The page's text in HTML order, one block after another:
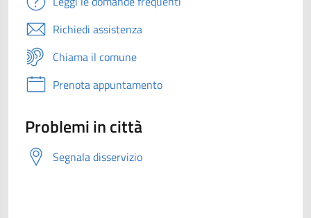
Richiedi assistenza
Chiama il comune
Prenota appuntamento
Problemi in città
Segnala disservizio